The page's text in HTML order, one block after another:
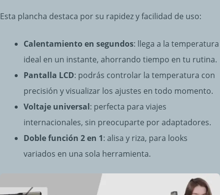
Esta plancha destaca por su rapidez y facilidad de uso:
Calentamiento en segundos: llega a la temperatura
ideal en un instante, ahorrando tiempo en tu rutina.
Pantalla LCD: podrás controlar la temperatura con
precisión y visualizar los ajustes en todo momento.
Voltaje universal: perfecta para viajes
internacionales, sin preocuparte por adaptadores.
Doble función 2 en 1: alisa y riza, para looks
variados en una sola herramienta.